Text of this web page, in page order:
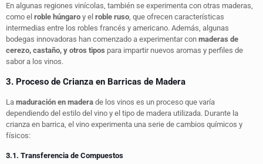
En algunas regiones vinícolas, también se experimenta con otras maderas,
como el roble húngaro y el roble ruso , que ofrecen características
intermedias entre los robles francés y americano. Además, algunas
bodegas innovadoras han comenzado a experimentar con maderas de
cerezo, castaño, y otros tipos para impartir nuevos aromas y perfiles de
sabor a los vinos.
3. Proceso de Crianza en Barricas de Madera
La maduración en madera de los vinos es un proceso que varía
dependiendo del estilo del vino y el tipo de madera utilizada. Durante la
crianza en barrica, el vino experimenta una serie de cambios químicos y
físicos:
3.1. Transferencia de Compuestos